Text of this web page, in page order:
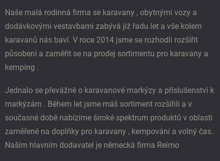
Naše malá rodinná firma se karavany , obytnými vozy a
dodávkovými vestavbami zabývá již řadu let a vše kolem
karavanů nás baví. V roce 2014 jsme se rozhodli rozšířit
působení a zaměřit se na prodej sortimentu pro karavany a
kemping .
Jednalo se převážně o karavanové markýzy a příslušenství k
markýzám . Během let jsme máš sortiment rozšířili a v
současné době nabízíme široké spektrum produktů v oblasti
zaměřené na doplňky pro karavany , kempování a volný čas.
Naším hlavním dodavatel je německá firma Reimo